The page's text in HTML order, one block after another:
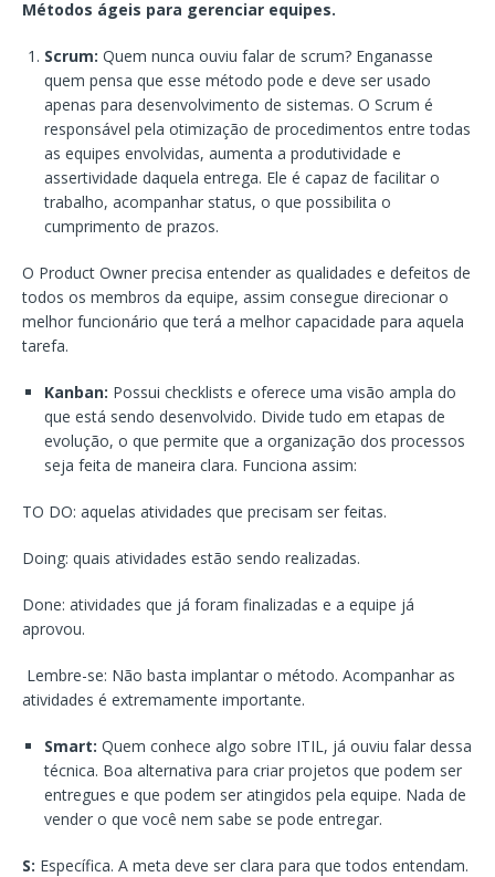
Métodos ágeis para gerenciar equipes.
Scrum: Quem nunca ouviu falar de scrum? Enganasse
quem pensa que esse método pode e deve ser usado
apenas para desenvolvimento de sistemas. O Scrum é
responsável pela otimização de procedimentos entre todas
as equipes envolvidas, aumenta a produtividade e
assertividade daquela entrega. Ele é capaz de facilitar o
trabalho, acompanhar status, o que possibilita o
cumprimento de prazos.
O Product Owner precisa entender as qualidades e defeitos de
todos os membros da equipe, assim consegue direcionar o
melhor funcionário que terá a melhor capacidade para aquela
tarefa.
Kanban: Possui checklists e oferece uma visão ampla do
que está sendo desenvolvido. Divide tudo em etapas de
evolução, o que permite que a organização dos processos
seja feita de maneira clara. Funciona assim:
TO DO: aquelas atividades que precisam ser feitas.
Doing: quais atividades estão sendo realizadas.
Done: atividades que já foram finalizadas e a equipe já
aprovou.
Lembre-se: Não basta implantar o método. Acompanhar as
atividades é extremamente importante.
Smart: Quem conhece algo sobre ITIL, já ouviu falar dessa
técnica. Boa alternativa para criar projetos que podem ser
entregues e que podem ser atingidos pela equipe. Nada de
vender o que você nem sabe se pode entregar.
S: Específica. A meta deve ser clara para que todos entendam.